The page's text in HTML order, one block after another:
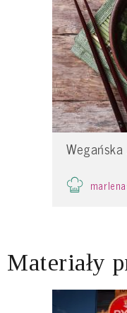
Materiały